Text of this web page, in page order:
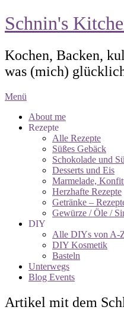
Schnin's
Kochen, Backen,
was (mich)
Menü
About me
Rezepte
Alle Rezepte
Süßes Gebäck
Schokolade und
Desserts und Eis
Marmelade,
Herzhafte Rezepte
Getränke –
Gewürze / Öle /
DIY
Alle DIYs von A-
DIY Kosmetik
Basteln
Unterwegs
Blog Events
Artikel mit dem